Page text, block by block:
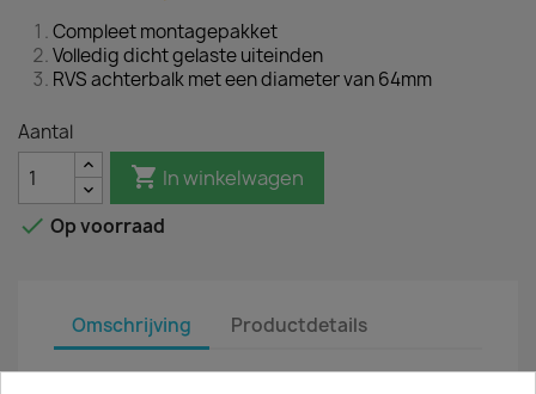
Compleet montagepakket
Volledig dicht gelaste uiteinden
RVS achterbalk met een diameter van 64mm
Aantal
 In winkelwagen
 Op voorraad
Omschrijving Productdetails